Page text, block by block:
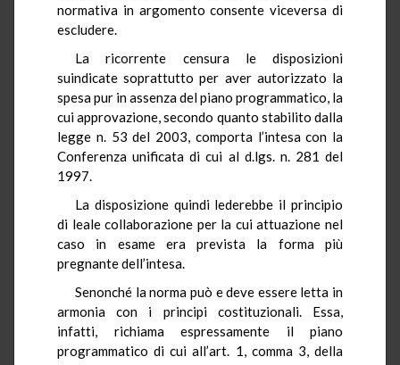
normativa in argomento consente viceversa di
escludere.
La ricorrente censura le disposizioni
suindicate soprattutto per aver autorizzato la
spesa pur in assenza del piano programmatico, la
cui approvazione, secondo quanto stabilito dalla
legge n. 53 del 2003, comporta l’intesa con la
Conferenza unificata di cui al d.lgs. n. 281 del
1997.
La disposizione quindi lederebbe il principio
di leale collaborazione per la cui attuazione nel
caso in esame era prevista la forma più
pregnante dell’intesa.
Senonché la norma può e deve essere letta in
armonia con i principi costituzionali. Essa,
infatti, richiama espressamente il piano
programmatico di cui all’art. 1, comma 3, della